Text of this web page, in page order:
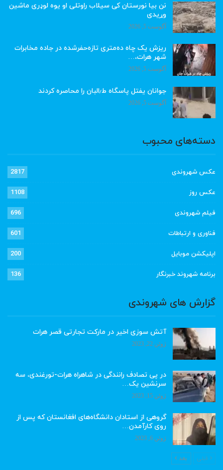
نن بیا نورستان کی سیلاب راوتلی او یوه لوډری ماشین
وړیدی
آگوست 5, 2026
ریزش یک چاه ده‌متری تازه‌حفرشده در جاده مخابرات
شهر هرات،…
آگوست 5, 2026
جوانان یفتل پاسگاه ط٫البان را محاصره کردند
آگوست 5, 2026
دسته‌های محبوب
عکس شهروندی 2817
عکس روز 1108
فیلم شهروندی 696
فناوری و ارتباطات 601
اپلیکشن موبایل 200
برنامه شهروند خبرنگار 136
گزارش های شهروندی
آتش سوزی اخیر در مارکت تجارتی قصر هرات
ژوئن 22, 2023
در پی تصادف رانندگی در شاهراه هرات-تورغندی، سه
سرنشین یک…
ژوئن 15, 2023
گروهی از استادان دانشگاه‌های افغانستان که پس از
روی کارآمدن…
ژوئن 6, 2023
قبلی بعد